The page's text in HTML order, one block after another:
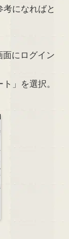
になればと
面にログイン
」を選択。